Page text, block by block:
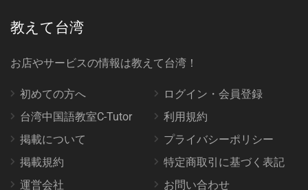
教えて台湾
お店やサービスの情報は教えて台湾！
初めての方へ
台湾中国語教室C-Tutor
掲載について
掲載規約
運営会社
ログイン・会員登録
利用規約
プライバシーポリシー
特定商取引に基づく表記
お問い合わせ